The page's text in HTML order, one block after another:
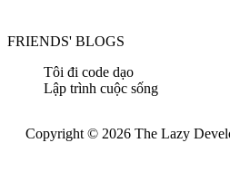
FRIENDS' BLOGS
Tôi đi code dạo
Lập trình cuộc sống
Copyright © 2026 The Lazy